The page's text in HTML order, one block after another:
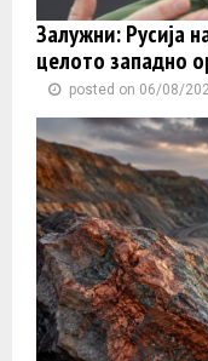
Залужни: Русија
целото западно
posted on 06/08/